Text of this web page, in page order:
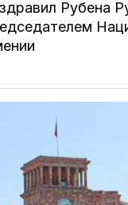
Рубена